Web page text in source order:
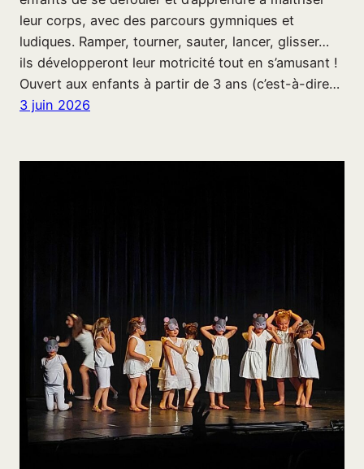
leur corps, avec des parcours gymniques et
ludiques. Ramper, tourner, sauter, lancer, glisser…
ils développeront leur motricité tout en s’amusant !
Ouvert aux enfants à partir de 3 ans (c’est-à-dire…
3 juin 2026